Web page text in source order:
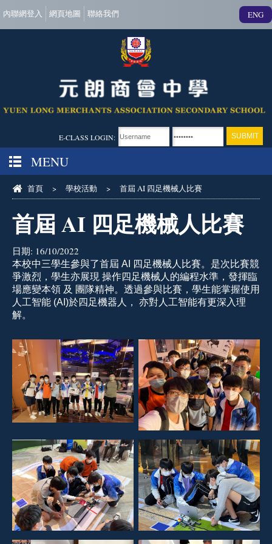
內聯網登入 網頁地圖 聯絡我們 ENG
E-CLASS LOGIN:
MENU
首頁 > 學校活動 > 首屆 AI 四足機械人比賽
首屆 AI 四足機械人比賽
日期: 16/10/2022
本校中三學生參與了首屆 AI
四足機械人比賽。是次比賽競
爭激烈，學生亦展現 操作四足機械人的編程水準，發揮臨
場應變本領 及 團隊精神。透過參與比賽，學生能掌握使用
人工智能 (AI)於四足機器人， 亦對人工智能有更深入理
解。